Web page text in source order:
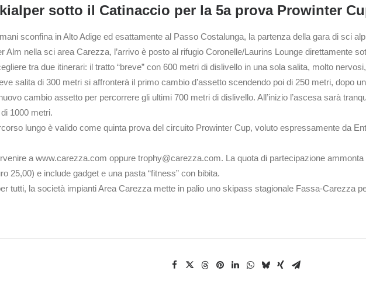
sotto il Catinaccio per la 5a prova Prowinter
sconfina in Alto Adige ed esattamente al Passo Costalunga, la partenza della gara di sci
Alm nella sci area Carezza, l’arrivo è posto al rifugio Coronelle/Laurins Lounge direttamente
tra due itinerari: il tratto “breve” con 600 metri di dislivello in una sola salita, molto
salita di 300 metri si affronterà il primo cambio d’assetto scendendo poi di 250 metri, dopo
cambio assetto per percorrere gli ultimi 700 metri di dislivello. All’inizio l’ascesa sarà
1000 metri.
lungo è valido come quinta prova del circuito Prowinter Cup, voluto espressamente da
a www.carezza.com oppure trophy@carezza.com. La quota di partecipazione
25,00) e include gadget e una pasta “fitness” con bibita.
tutti, la società impianti Area Carezza mette in palio uno skipass stagionale Fassa-Carezza